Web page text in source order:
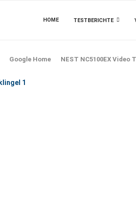
HOME TESTBERICHTE
Google Home NEST NC5100EX Video